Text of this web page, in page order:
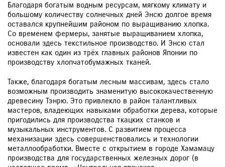
Благодаря богатым водным ресурсам, мягкому климату и
большому количеству солнечных дней Энсю долгое время
оставался крупнейшим районом по выращиванию хлопка.
Со временем фермеры, занятые выращиванием хлопка,
основали здесь текстильное производство. И Энсю стал
известен как один из трёх главных районов Японии по
производству хлопчатобумажных тканей.
Также, благодаря богатым лесным массивам, здесь стало
возможным производить знаменитую высококачественную
древесину Тэнрю. Это привлекло в район талантливых
мастеров, владеющих навыками обработки дерева, которые
пригодились для производства ткацких станков и
музыкальных инструментов. С развитием процесса
механизации здесь совершенствовались и технологии
металлообработки. Вместе с открытием в городе Хамамацу
производства для государственных железных дорог (в